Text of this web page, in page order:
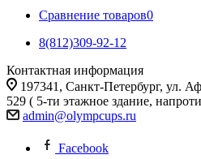
Сравнение товаров0
8(812)309-92-12
Контактная информация
197341, Санкт-Петербург, ул.
529 ( 5-ти этажное здание,
admin@olympcups.ru
Facebook